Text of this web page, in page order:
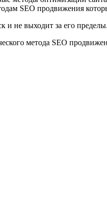
SEO продвижения
не выходит за его
метода SEO